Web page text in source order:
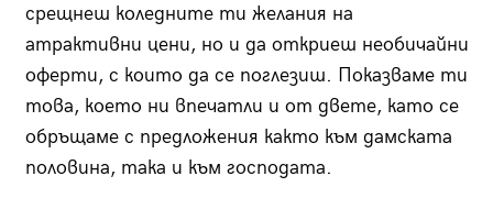
срещнеш коледните ти желания на
атрактивни цени, но и да откриеш необичайни
оферти, с които да се поглезиш. Показваме ти
това, което ни впечатли и от двете, като се
обръщаме с предложения както към дамската
половина, така и към господата.